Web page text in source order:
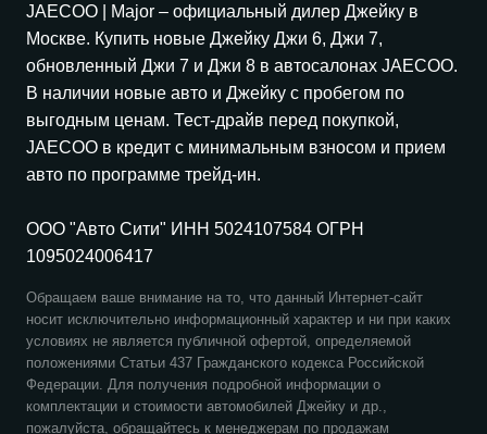
JAECOO | Major – официальный дилер Джейку в
Москве. Купить новые Джейку Джи 6, Джи 7,
обновленный Джи 7 и Джи 8 в автосалонах JAECOO.
В наличии новые авто и Джейку с пробегом по
выгодным ценам. Тест-драйв перед покупкой,
JAECOO в кредит с минимальным взносом и прием
авто по программе трейд-ин.
ООО "Авто Сити" ИНН 5024107584 ОГРН
1095024006417
Обращаем ваше внимание на то, что данный Интернет-сайт
носит исключительно информационный характер и ни при каких
условиях не является публичной офертой, определяемой
положениями Статьи 437 Гражданского кодекса Российской
Федерации. Для получения подробной информации о
комплектации и стоимости автомобилей Джейку и др.,
пожалуйста, обращайтесь к менеджерам по продажам